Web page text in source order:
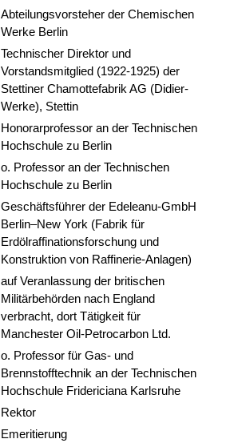
Abteilungsvorsteher der Chemischen
Werke Berlin
Technischer Direktor und
Vorstandsmitglied (1922-1925) der
Stettiner Chamottefabrik AG (Didier-
Werke), Stettin
Honorarprofessor an der Technischen
Hochschule zu Berlin
o. Professor an der Technischen
Hochschule zu Berlin
Geschäftsführer der Edeleanu-GmbH
Berlin–New York (Fabrik für
Erdölraffinationsforschung und
Konstruktion von Raffinerie-Anlagen)
auf Veranlassung der britischen
Militärbehörden nach England
verbracht, dort Tätigkeit für
Manchester Oil-Petrocarbon Ltd.
o. Professor für Gas- und
Brennstofftechnik an der Technischen
Hochschule Fridericiana Karlsruhe
Rektor
Emeritierung